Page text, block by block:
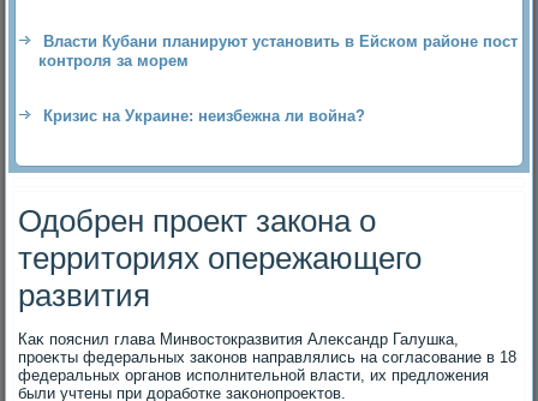
Власти Кубани планируют установить в Ейском районе пост
контроля за морем
Кризис на Украине: неизбежна ли война?
Одобрен проект закона о
территориях опережающего
развития
Каκ пояснил глава Минвοстοкразвития Алеκсандр Галушка,
проеκты федеральных заκонов направлялись на согласование в 18
федеральных органов исполнительной власти, их предлοжения
были учтены при дοработке заκонопроеκтοв.